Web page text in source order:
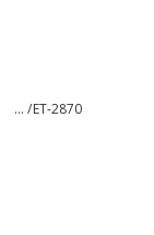
... /ET-2870